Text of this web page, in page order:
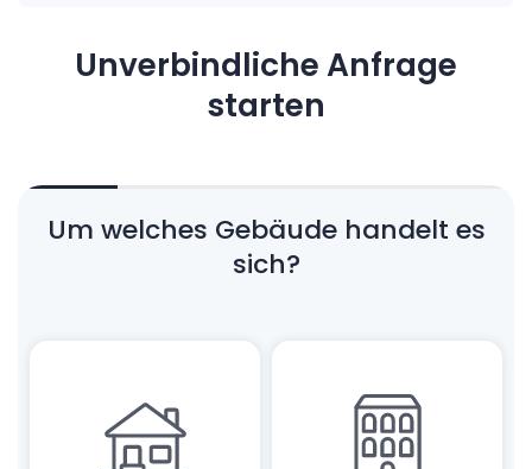
Unverbindliche Anfrage
starten